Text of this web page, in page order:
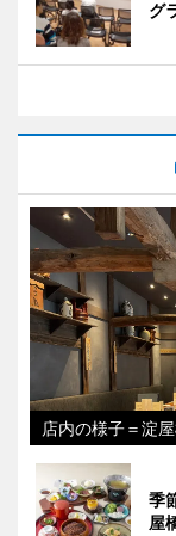
グ
店内の様子＝淀
季
屋